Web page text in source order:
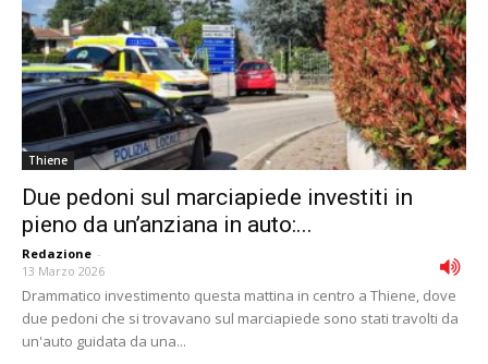
Thiene
Due pedoni sul marciapiede investiti in
pieno da un’anziana in auto:...
Redazione -
13 Marzo 2026
Drammatico investimento questa mattina in centro a Thiene, dove
due pedoni che si trovavano sul marciapiede sono stati travolti da
un'auto guidata da una...